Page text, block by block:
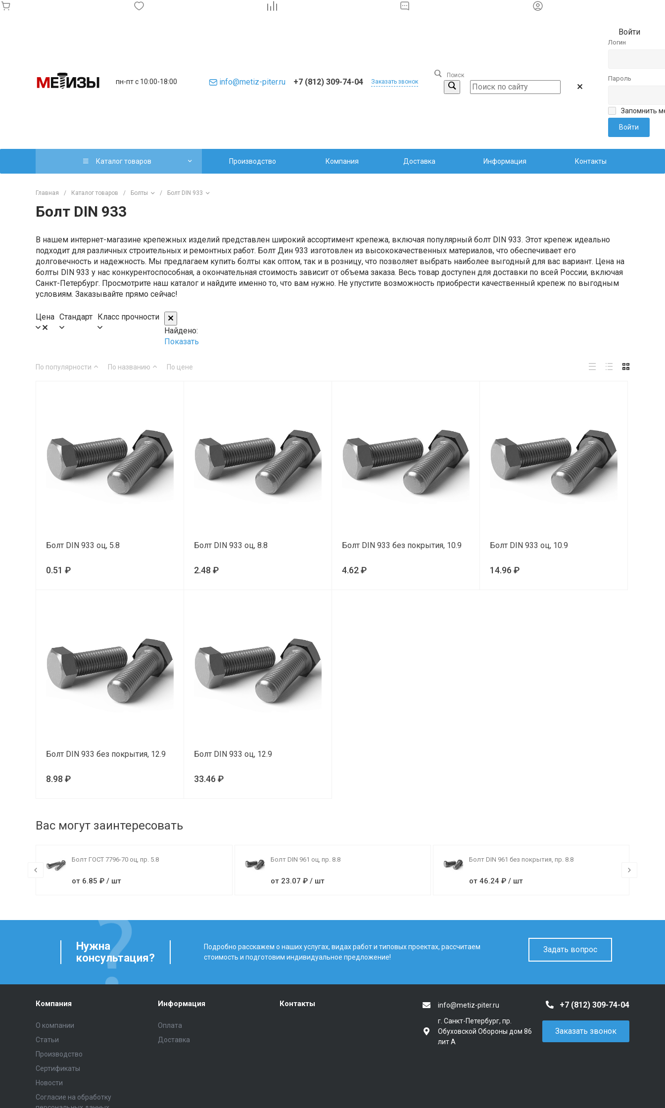
пн-пт с 10:00-18:00 info@metiz-piter.ru +7 (812) 309-74-04 Заказать звонок
Поиск
Войти
Логин
Пароль
Запомнить
Каталог товаров Производство Компания Доставка Информация Контакты
Главная / Каталог товаров / Болты / Болт DIN 933
Болт DIN 933
В нашем интернет-магазине крепежных изделий представлен широкий ассортимент крепежа, включая популярный болт DIN 933. Этот крепеж идеально
подходит для различных строительных и ремонтных работ. Болт Дин 933 изготовлен из высококачественных материалов, что обеспечивает его
долговечность и надежность. Мы предлагаем купить болты как оптом, так и в розницу, что позволяет выбрать наиболее выгодный для вас вариант. Цена на
болты DIN 933 у нас конкурентоспособная, а окончательная стоимость зависит от объема заказа. Весь товар доступен для доставки по всей России, включая
Санкт-Петербург. Просмотрите наш каталог и найдите именно то, что вам нужно. Не упустите возможность приобрести качественный крепеж по выгодным
условиям. Заказывайте прямо сейчас!
Цена Стандарт Класс прочности
Найдено:
Показать
По популярности По названию По цене
Болт DIN 933 оц, 5.8
0.51 ₽
Болт DIN 933 оц, 8.8
2.48 ₽
Болт DIN 933 без покрытия, 10.9
4.62 ₽
Болт DIN 933 оц, 10.9
14.96 ₽
Болт DIN 933 без покрытия, 12.9
8.98 ₽
Болт DIN 933 оц, 12.9
33.46 ₽
Вас могут заинтересовать
Болт ГОСТ 7796-70 оц, пр. 5.8
от 6.85 ₽ / шт
Болт DIN 961 оц, пр. 8.8
от 23.07 ₽ / шт
Болт DIN 961 без покрытия, пр. 8.8
от 46.24 ₽ / шт
Нужна
консультация?
Подробно расскажем о наших услугах, видах работ и типовых проектах, рассчитаем
стоимость и подготовим индивидуальное предложение!
Задать вопрос
Компания
О компании
Статьи
Производство
Сертификаты
Новости
Согласие на обработку
Информация
Оплата
Доставка
Контакты info@metiz-piter.ru +7 (812) 309-74-04
г. Санкт-Петербург, пр.
Обуховской Обороны дом 86
лит А
Заказать звонок